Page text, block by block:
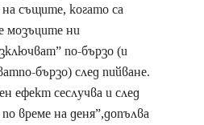
същите, когато са
мозъците ни
по-бързо (и
бързо) след пийване.
ефект сеслучва и след
време на деня”,допълва